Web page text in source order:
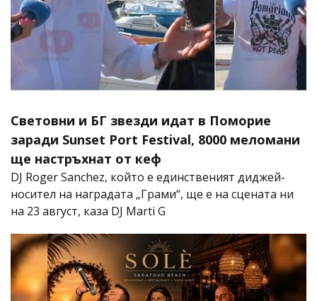
Световни и БГ звезди идат в Поморие
заради Sunset Port Festival, 8000 меломани
ще настръхнат от кеф
DJ Roger Sanchez, който е единственият диджей-
носител на наградата „Грами“, ще е на сцената ни
на 23 август, каза DJ Marti G